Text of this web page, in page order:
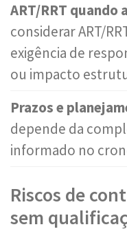
ART/RRT quando
considerar ART/
exigência de
ou impacto
Prazos e
depende da
informado no
Riscos de
sem